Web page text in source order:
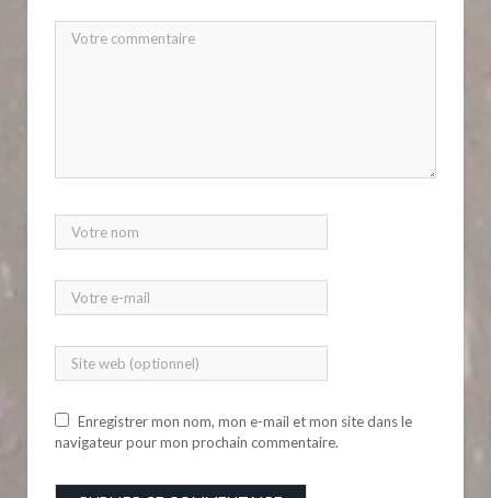
Enregistrer mon nom, mon e-mail et mon site dans le
navigateur pour mon prochain commentaire.